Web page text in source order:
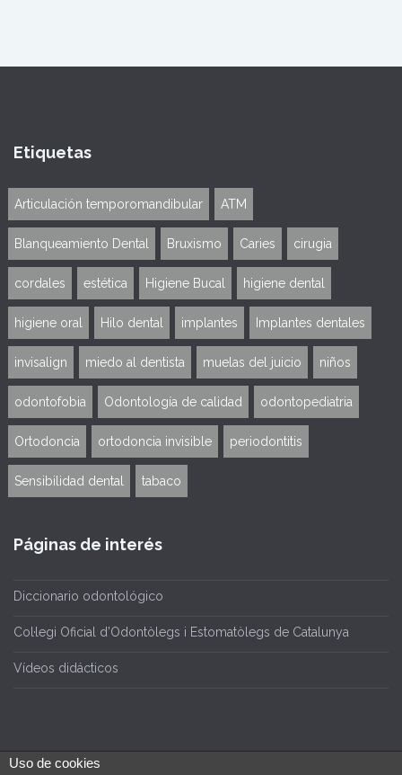
Etiquetas
Articulación temporomandibular ATM
Blanqueamiento Dental Bruxismo Caries cirugia
cordales estética Higiene Bucal higiene dental
higiene oral Hilo dental implantes Implantes dentales
invisalign miedo al dentista muelas del juicio niños
odontofobia Odontología de calidad odontopediatria
Ortodoncia ortodoncia invisible periodontitis
Sensibilidad dental tabaco
Páginas de interés
Diccionario odontológico
Col·legi Oficial d’Odontòlegs i Estomatòlegs de Catalunya
Vídeos didácticos
Uso de cookies